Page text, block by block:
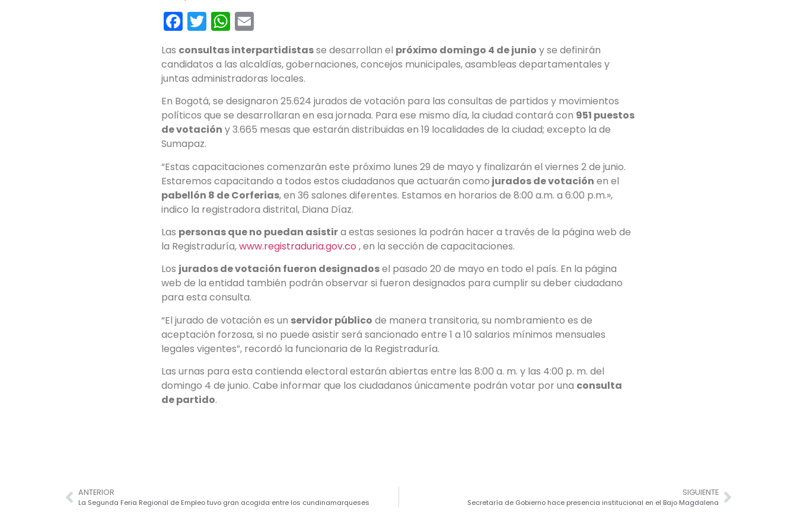
Facebook
TwitterWhatsApp
Las consultas interpartidistasse desarrollan el próximo domingo 4 de junio y se definirán
candidatos a las alcaldías, gobernaciones, concejos municipales, asambleas departamentales y
juntas administradoras locales.
En Bogotá, se designaron 25.624 jurados de votación para las consultas de partidos y movimientos
políticos que se desarrollaran en esa jornada. Para ese mismo día, la ciudad contará con 951 puestos
de votación y 3.665 mesas que estarán distribuidas en 19 localidades de la ciudad; excepto la de
Sumapaz.
“Estas capacitaciones comenzarán este próximo lunes 29 de mayo y finalizarán el viernes 2 de junio.
Estaremos capacitando a todos estos ciudadanos que actuarán como jurados de votación en el
pabellón 8 de Corferias, en 36 salones diferentes. Estamos en horarios de 8:00 a.m. a 6:00 p.m.»,
indico la registradora distrital, Diana Díaz.
Las personas que no puedan asistira estas sesiones la podrán hacer a través de la página web de
la Registraduría,www.registraduria.gov.co , en la sección de capacitaciones.
Los jurados de votación fueron designadosel pasado 20 de mayo en todo el país. En la página
web de la entidad también podrán observar si fueron designados para cumplir su deber ciudadano
para esta consulta.
“El jurado de votación es un servidor público de manera transitoria, su nombramiento es de
aceptación forzosa, si no puede asistir será sancionado entre 1 a 10 salarios mínimos mensuales
legales vigentes”, recordó la funcionaria de la Registraduría.
Las urnas para esta contienda electoral estarán abiertas entre las 8:00 a. m. y las 4:00 p. m. del
domingo 4 de junio. Cabe informar que los ciudadanos únicamente podrán votar por una consulta
de partido.
ANTERIOR
La Segunda Feria Regional de Empleo tuvo gran acogida entre los cundinamarqueses
SIGUIENTE
Secretaría de Gobierno hace presencia institucional en el Bajo Magdalena